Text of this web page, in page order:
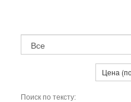
Цена
Поиск по тексту: